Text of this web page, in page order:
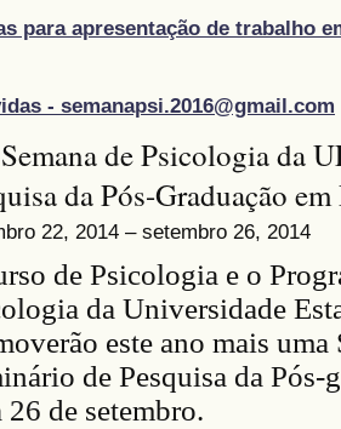
para apresentação de trabalho
- semanapsi.2016@gmail.com
de Psicologia da
da Pós-Graduação
22, 2014 – setembro 26, 2014
de Psicologia e o
da Universidade
este ano mais uma
de Pesquisa da
26 de setembro.